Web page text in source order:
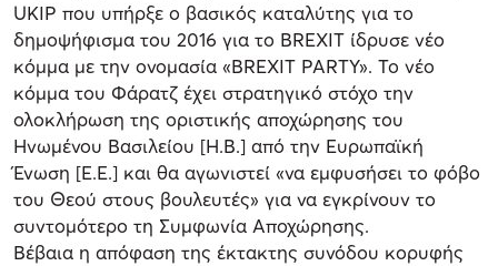
UKIP που υπήρξε ο βασικός καταλύτης για το
δημοψήφισμα του 2016 για το BREXIT ίδρυσε νέο
κόμμα με την ονομασία «BREXIT PARTY». Το νέο
κόμμα του Φάρατζ έχει στρατηγικό στόχο την
ολοκλήρωση της οριστικής αποχώρησης του
Ηνωμένου Βασιλείου [Η.Β.] από την Ευρωπαϊκή
Ένωση [Ε.Ε.] και θα αγωνιστεί «να εμφυσήσει το φόβο
του Θεού στους βουλευτές» για να εγκρίνουν το
συντομότερο τη Συμφωνία Αποχώρησης.
Βέβαια η απόφαση της έκτακτης συνόδου κορυφής